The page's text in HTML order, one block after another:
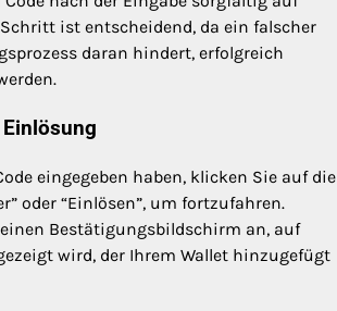
ist entscheidend, da ein falscher
daran hindert, erfolgreich
eingegeben haben, klicken Sie auf die
oder “Einlösen”, um fortzufahren.
Bestätigungsbildschirm an, auf
wird, der Ihrem Wallet hinzugefügt